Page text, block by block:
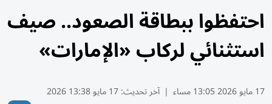
احتفظوا ببطاقة الصعود.. صيف
استثنائي لركاب «الإمارات»
17 مايو 2026 13:05 مساء | آخر تحديث:17 مايو 13:38 2026